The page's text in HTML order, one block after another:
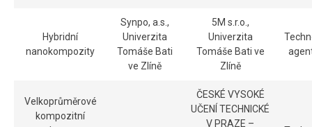
Hybridní
nanokompozity
Synpo, a.s.,
Univerzita
Tomáše Bati
ve Zlíně
5M s.r.o.,
Univerzita
Tomáše Bati ve
Zlíně
Velkoprůměrové
kompozitní
ČESKÉ VYSOKÉ
UČENÍ TECHNICKÉ
V PRAZE –